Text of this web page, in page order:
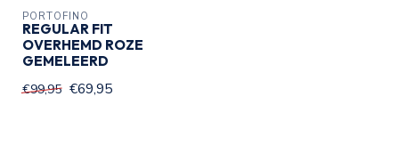
PORTOFINO
REGULAR FIT
OVERHEMD ROZE
GEMELEERD
€99,95 €69,95